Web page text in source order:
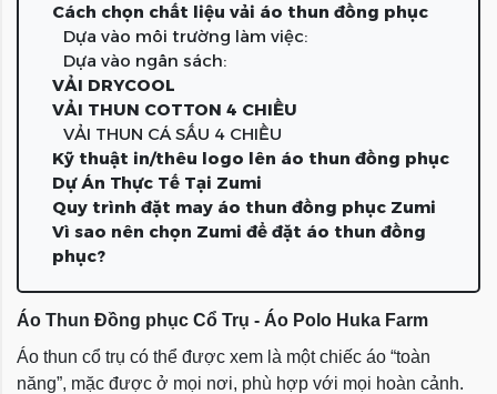
Cách chọn chất liệu vải áo thun đồng phục
Dựa vào môi trường làm việc:
Dựa vào ngân sách:
VẢI DRYCOOL
VẢI THUN COTTON 4 CHIỀU
VẢI THUN CÁ SẤU 4 CHIỀU
Kỹ thuật in/thêu logo lên áo thun đồng phục
Dự Án Thực Tế Tại Zumi
Quy trình đặt may áo thun đồng phục Zumi
Vì sao nên chọn Zumi để đặt áo thun đồng
phục?
Áo Thun Đồng phục Cổ Trụ - Áo Polo Huka Farm
Áo thun cổ trụ có thể được xem là một chiếc áo “toàn
năng”, mặc được ở mọi nơi, phù hợp với mọi hoàn cảnh.